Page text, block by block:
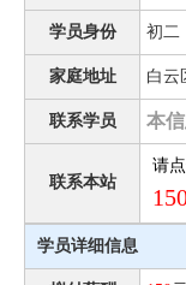
学员身份 初二
家庭地址 白云
联系学员 本
联系本站
请
学员详细信息